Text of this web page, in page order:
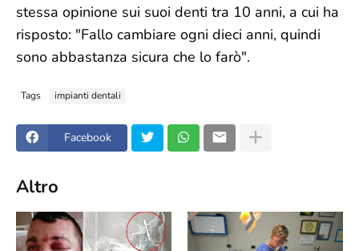
stessa opinione sui suoi denti tra 10 anni, a cui ha
risposto: "Fallo cambiare ogni dieci anni, quindi
sono abbastanza sicura che lo farò".
Tags impianti dentali
Facebook
Altro